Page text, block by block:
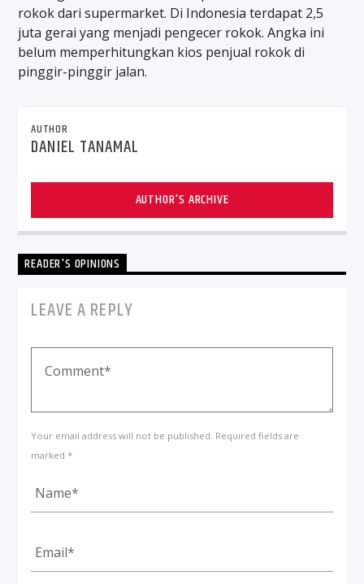
rokok dari supermarket. Di Indonesia terdapat 2,5
juta gerai yang menjadi pengecer rokok. Angka ini
belum memperhitungkan kios penjual rokok di
pinggir-pinggir jalan.
AUTHOR
DANIEL TANAMAL
AUTHOR'S ARCHIVE
READER'S OPINIONS
LEAVE A REPLY
Your email address will not be published. Required fields are
marked *